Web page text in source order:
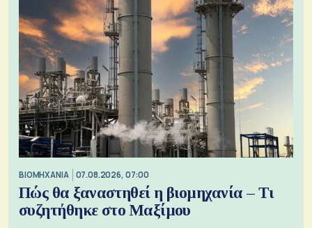
ΒΙΟΜΗΧΑΝΙΑ 07.08.2026, 07:00
Πώς θα ξαναστηθεί η βιομηχανία – Τι
συζητήθηκε στο Μαξίμου